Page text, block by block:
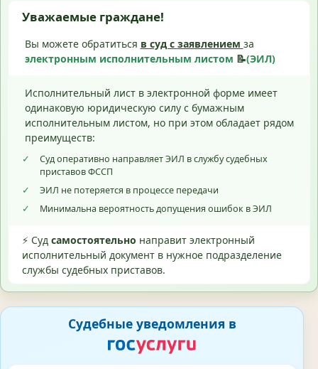
Уважаемые граждане!
Вы можете обратиться в суд с заявлением за
электронным исполнительным листом 📝(ЭИЛ)
Исполнительный лист в электронной форме имеет
одинаковую юридическую силу с бумажным
исполнительным листом, но при этом обладает рядом
преимуществ:
✓
Суд оперативно направляет ЭИЛ в службу судебных
приставов ФССП
✓
ЭИЛ не потеряется в процессе передачи
✓
Минимальна вероятность допущения ошибок в ЭИЛ
⚡ Суд самостоятельно направит электронный
исполнительный документ в нужное подразделение
службы судебных приставов.
Судебные уведомления в